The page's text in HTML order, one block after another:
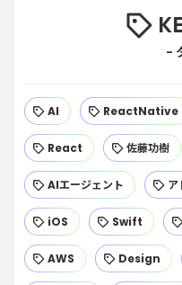
AI ReactNative
React 佐藤功樹
AIエージェント
iOS Swift
AWS Design